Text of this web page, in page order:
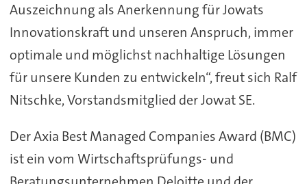
Auszeichnung als Anerkennung für Jowats
Innovationskraft und unseren Anspruch, immer
optimale und möglichst nachhaltige Lösungen
für unsere Kunden zu entwickeln“, freut sich Ralf
Nitschke, Vorstandsmitglied der Jowat SE.
Der Axia Best Managed Companies Award (BMC)
ist ein vom Wirtschaftsprüfungs- und